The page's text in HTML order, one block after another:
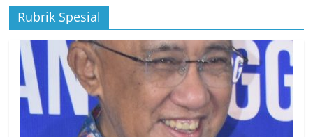
Rubrik Spesial